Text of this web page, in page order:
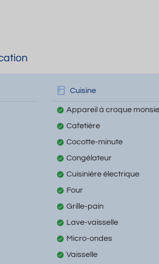
Cuisine
Appareil à croque
Cafetière
Cocotte-minute
Congélateur
Cuisinière électrique
Four
Grille-pain
Lave-vaisselle
Micro-ondes
Vaisselle